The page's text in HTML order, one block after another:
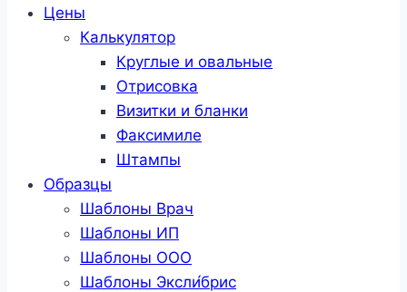
Цены
Калькулятор
Круглые и овальные
Отрисовка
Визитки и бланки
Факсимиле
Штампы
Образцы
Шаблоны Врач
Шаблоны ИП
Шаблоны ООО
Шаблоны Эксли́брис